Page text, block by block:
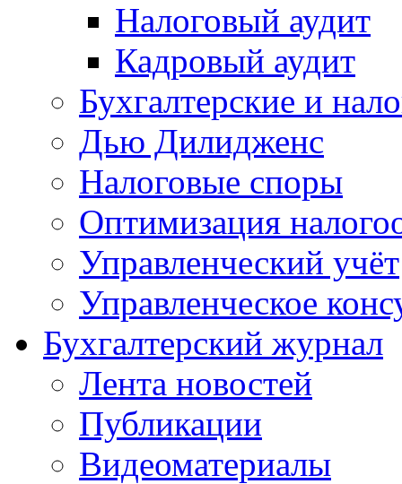
Налоговый аудит
Кадровый аудит
Бухгалтерские и
Дью Дилидженс
Налоговые споры
Оптимизация
Управленческий учёт
Управленческое
Бухгалтерский журнал
Лента новостей
Публикации
Видеоматериалы